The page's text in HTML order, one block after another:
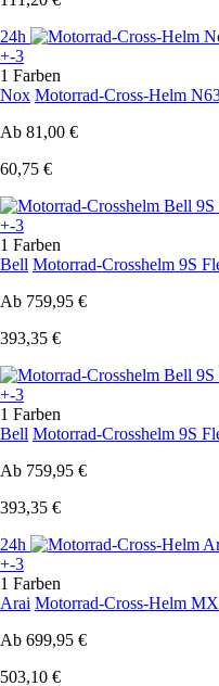
24h
+-3
1 Farben
Nox Motorrad-Cross-Helm
Ab 81,00 €
60,75 €
+-3
1 Farben
Bell Motorrad-Crosshelm 9S
Ab 759,95 €
393,35 €
+-3
1 Farben
Bell Motorrad-Crosshelm 9S
Ab 759,95 €
393,35 €
24h
+-3
1 Farben
Arai Motorrad-Cross-Helm
Ab 699,95 €
503,10 €